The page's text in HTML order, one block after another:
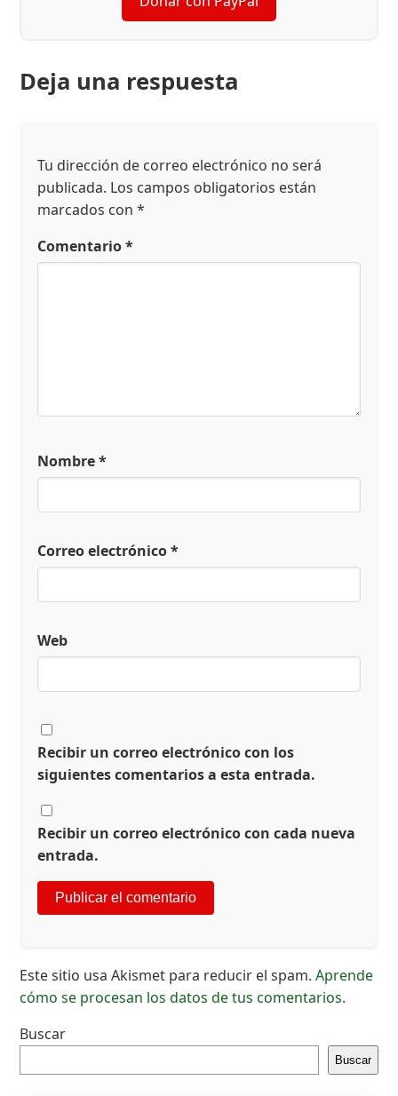
Deja una respuesta
Tu dirección de correo electrónico no será
publicada. Los campos obligatorios están
marcados con*
Comentario*
Nombre*
Correo electrónico*
Web
Recibir un correo electrónico con los
siguientes comentarios a esta entrada.
Recibir un correo electrónico con cada nueva
entrada.
Este sitio usa Akismet para reducir el spam.Aprende
cómo se procesan los datos de tus comentarios.
Buscar
Buscar